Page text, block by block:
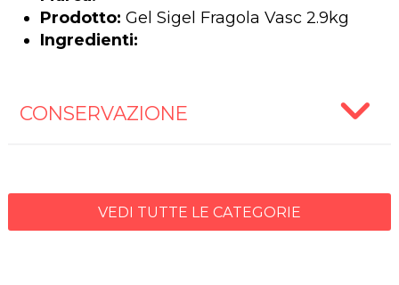
Prodotto: Gel Sigel Fragola Vasc 2.9kg
Ingredienti:
CONSERVAZIONE
VEDI TUTTE LE CATEGORIE